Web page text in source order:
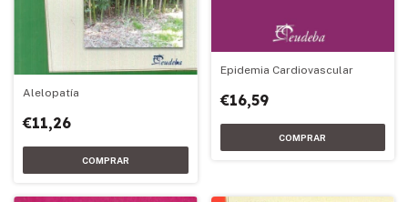
Alelopatía
€11,26
Epidemia Cardiovascular
€16,59